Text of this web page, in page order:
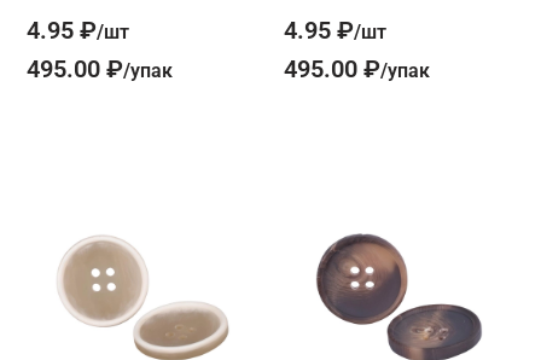
4.95 ₽
495.00 ₽
4.95 ₽
495.00 ₽